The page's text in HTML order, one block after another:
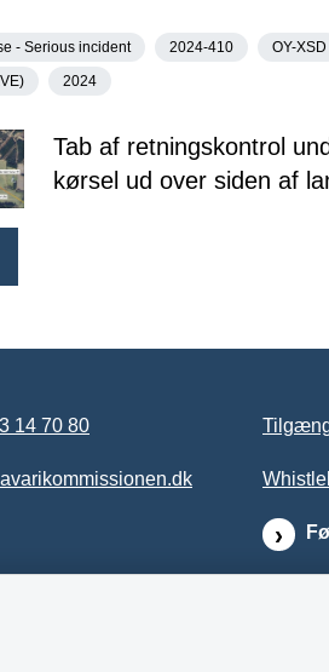
- Serious incident 2024-410 OY-XSD
2024
Tab af retningskontrol
kørsel ud over siden af
14 70 80